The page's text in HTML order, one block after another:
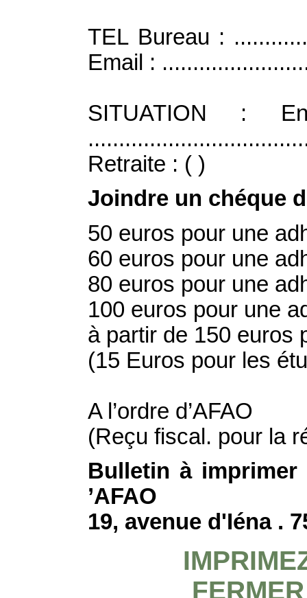
TEL Bureau :
Email :
SITUATION :
Retraite : ( )
Joindre un chéque
50 euros pour une
60 euros pour une
80 euros pour une
100 euros pour une
à partir de 150 euros
(15 Euros pour les
A l’ordre d’AFAO
(Reçu fiscal. pour la
Bulletin à
’AFAO
19, avenue d'Iéna .